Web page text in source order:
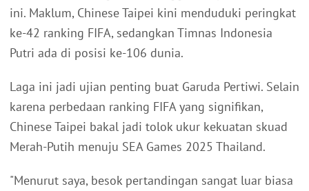
ini. Maklum, Chinese Taipei kini menduduki peringkat
ke-42 ranking FIFA, sedangkan Timnas Indonesia
Putri ada di posisi ke-106 dunia.
Laga ini jadi ujian penting buat Garuda Pertiwi. Selain
karena perbedaan ranking FIFA yang signifikan,
Chinese Taipei bakal jadi tolok ukur kekuatan skuad
Merah-Putih menuju SEA Games 2025 Thailand.
"Menurut saya, besok pertandingan sangat luar biasa